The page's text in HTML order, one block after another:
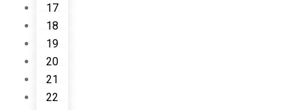
17
18
19
20
21
22